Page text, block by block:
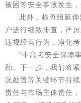
被困等安全事故发生
此外，检查组延
户进行细致排查，严
违规经营行为，净化考
“中高考安全保障
劲。下一步，我们将
况处置等关键环节持
责任与市场主体责任